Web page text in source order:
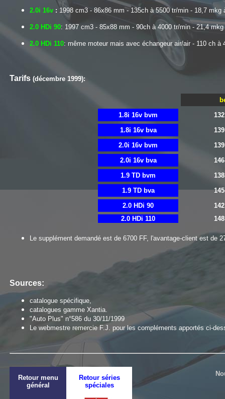
2.0i 16v : 1998 cm3 - 86x86 mm - 135ch à 5500 tr/min - 18,7
2.0 HDi 90: 1997 cm3 - 85x88 mm - 90ch à 4000 tr/min - 21,4
2.0 HDi 110: même moteur mais avec échangeur air/air - 110 ch
Tarifs (décembre 1999):
1.8i 16v bvm
1.8i 16v bva
2.0i 16v bvm
2.0i 16v bva
1.9 TD bvm
1.9 TD bva
2.0 HDi 90
2.0 HDi 110
Le supplément demandé est de 6700 FF, l'avantage-client est de
Sources:
catalogue spécifique,
catalogues gamme Xantia.
"Auto Plus" n°586 du 30/11/1999
Le webmestre remercie F.J. pour les compléments apportés ci-
Retour menu
général
Retour séries
spéciales